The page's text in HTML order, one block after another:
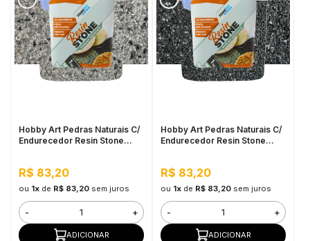
Hobby Art Pedras Naturais C/
Endurecedor Resin Stone
R$ 83,20
ou 1xde R$ 83,20 sem juros
- +
ADICIONAR
Hobby Art Pedras Naturais C/
Endurecedor Resin Stone
R$ 83,20
ou 1xde R$ 83,20 sem juros
- +
ADICIONAR